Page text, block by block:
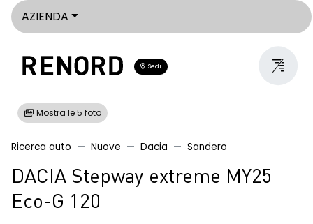
AZIENDA
Sedi
Mostra le 5 foto
Ricerca auto Nuove Dacia Sandero
DACIA Stepway extreme MY25
Eco-G 120